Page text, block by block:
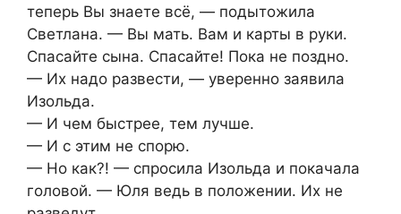
теперь Вы знаете всё, — подытожила
Светлана. — Вы мать. Вам и карты в руки.
Спасайте сына. Спасайте! Пока не поздно.
— Их надо развести, — уверенно заявила
Изольда.
— И чем быстрее, тем лучше.
— И с этим не спорю.
— Но как?! — спросила Изольда и покачала
головой. — Юля ведь в положении. Их не